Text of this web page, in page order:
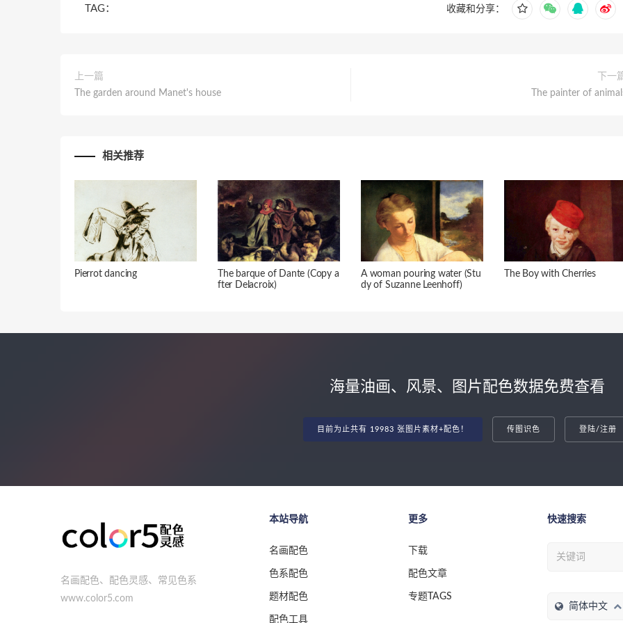
TAG： 收藏和分享：
上一篇
The garden around Manet's house
下一
The painter of
相关推荐
Pierrot dancing
The barque of Dante (Copy a
fter Delacroix)
A woman pouring water (Stu
dy of Suzanne Leenhoff)
The Boy with Cherries
海量油画、风景、图片配色数据免费查看
目前为止共有 19983 张图片素材+配色！ 传图识色 登陆/注册
名画配色、配色灵感、常见色系
www.color5.com
本站导航
名画配色
色系配色
题材配色
配色工具
更多
下载
配色文章
专题TAGS
快速搜索
简体中文